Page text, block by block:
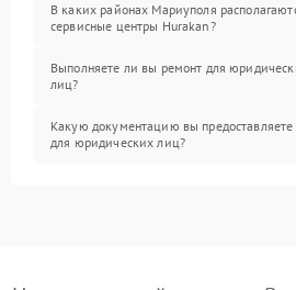
В каких районах Мариуполя
сервисные центры Hurakan?
Выполняете ли вы ремонт для
лиц?
Какую документацию вы предоставляете
для юридических лиц?